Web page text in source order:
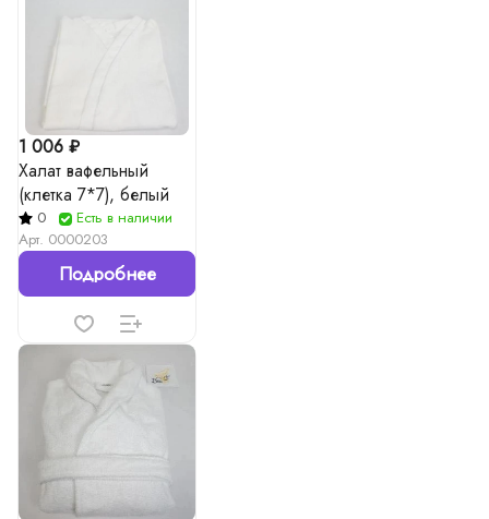
1 006 ₽
Халат вафельный
(клетка 7*7), белый
0
Есть в наличии
Арт. 0000203
Подробнее